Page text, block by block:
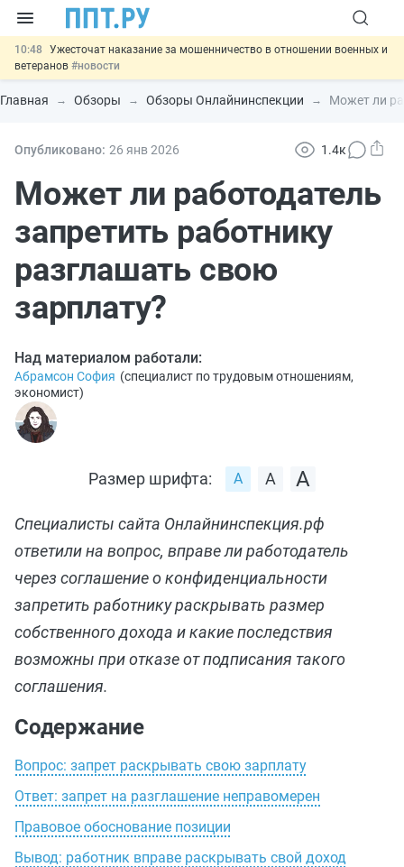
10:48
Ужесточат наказание за мошенничество в отношении военных и
ветеранов #новости
10:00 Введут маркировку и идентификацию игроков в видеоиграх
#новости
00:01
7 августа: важные документы, вступающие в силу сегодня
11:31
Разработают единые критерии трудовых и ГПХ-
отношений #новости
Главная Обзоры Обзоры Онлайнинспекции Может ли
Опубликовано: 26 янв2026 1.4к
Может ли работодатель
запретить работнику
разглашать свою
зарплату?
Над материалом работали:
Абрамсон София (специалист по трудовым отношениям,
экономист)
Размер шрифта:
Специалисты сайта Онлайнинспекция.рф
ответили на вопрос, вправе ли работодатель
через соглашение о конфиденциальности
запретить работнику раскрывать размер
собственного дохода и какие последствия
возможны при отказе от подписания такого
соглашения.
Содержание
Вопрос: запрет раскрывать свою зарплату
Ответ: запрет на разглашение неправомерен
Правовое обоснование позиции
Вывод: работник вправе раскрывать свой доход